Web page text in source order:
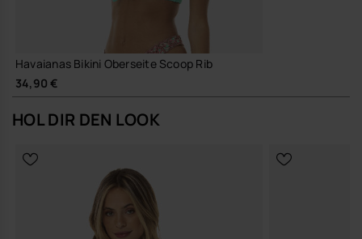
Havaianas Bikini Oberseite Scoop Rib
34,90 €
HOL DIR DEN LOOK